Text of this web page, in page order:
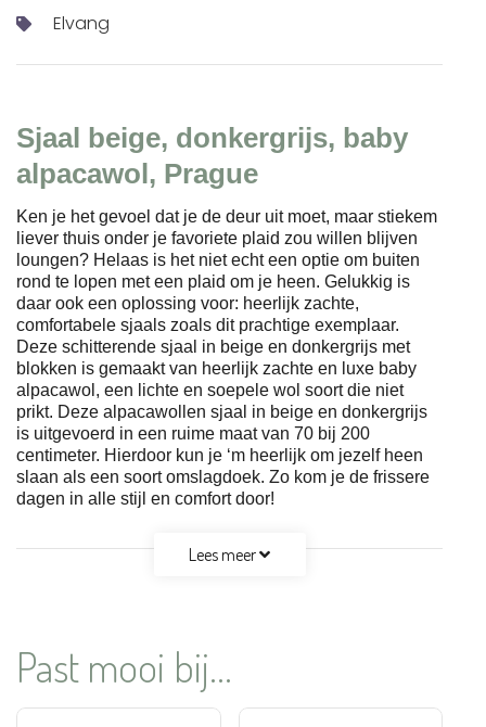
Elvang
Sjaal beige, donkergrijs, baby
alpacawol, Prague
Ken je het gevoel dat je de deur uit moet, maar stiekem
liever thuis onder je favoriete plaid zou willen blijven
loungen? Helaas is het niet echt een optie om buiten
rond te lopen met een plaid om je heen. Gelukkig is
daar ook een oplossing voor: heerlijk zachte,
comfortabele sjaals zoals dit prachtige exemplaar.
Deze schitterende sjaal in beige en donkergrijs met
blokken is gemaakt van heerlijk zachte en luxe baby
alpacawol, een lichte en soepele wol soort die niet
prikt. Deze alpacawollen sjaal in beige en donkergrijs
is uitgevoerd in een ruime maat van 70 bij 200
centimeter. Hierdoor kun je ‘m heerlijk om jezelf heen
slaan als een soort omslagdoek. Zo kom je de frissere
dagen in alle stijl en comfort door!
Lees meer
Past mooi bij...